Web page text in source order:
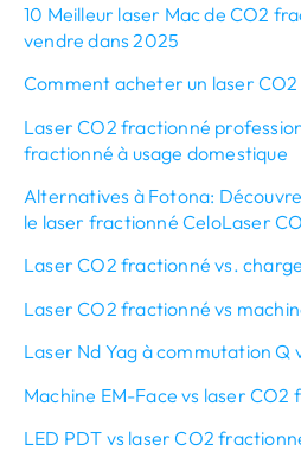
10 Meilleur laser Mac de CO2
vendre dans 2025
Comment acheter un laser
Laser CO2 fractionné
fractionné à usage domestique
Alternatives à Fotona:
le laser fractionné CeloLaser
Laser CO2 fractionné vs.
Laser CO2 fractionné vs
Laser Nd Yag à commutation Q
Machine EM-Face vs laser CO2
LED PDT vs laser CO2